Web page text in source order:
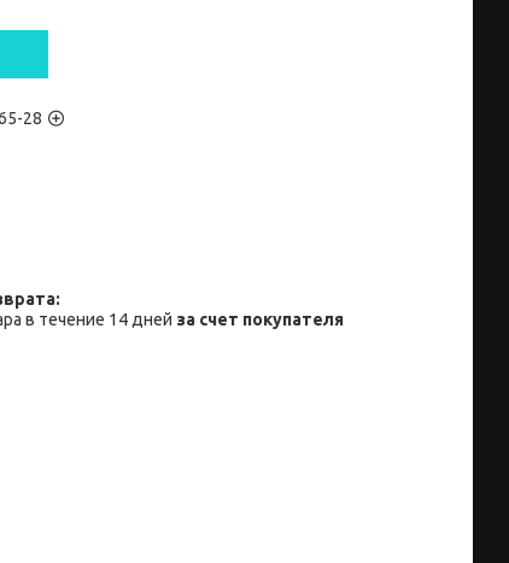
28
в течение 14 дней за счет покупателя